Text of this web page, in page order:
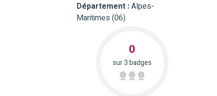
Département :Alpes-
Maritimes (06)
0
sur 3 badges